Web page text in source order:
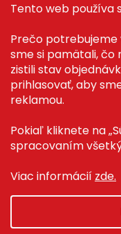
Tento web používa
Prečo potrebujeme
sme si pamätali, čo
zistili stav
prihlasovať, aby
reklamou.
Pokiaľ kliknete na
spracovaním
Viac informácií zde.
PRE ZÁKAZNÍKOV
Recenze ✅
Magazín PLAZA News™
Můj účet
Registrace
Přihlášení
Copyright 2026
Grafický návrh